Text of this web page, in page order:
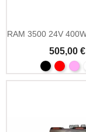
505,00 €